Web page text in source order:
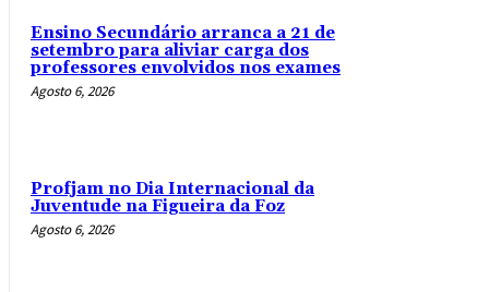
Ensino Secundário arranca a 21 de
setembro para aliviar carga dos
professores envolvidos nos exames
Agosto 6, 2026
Profjam no Dia Internacional da
Juventude na Figueira da Foz
Agosto 6, 2026